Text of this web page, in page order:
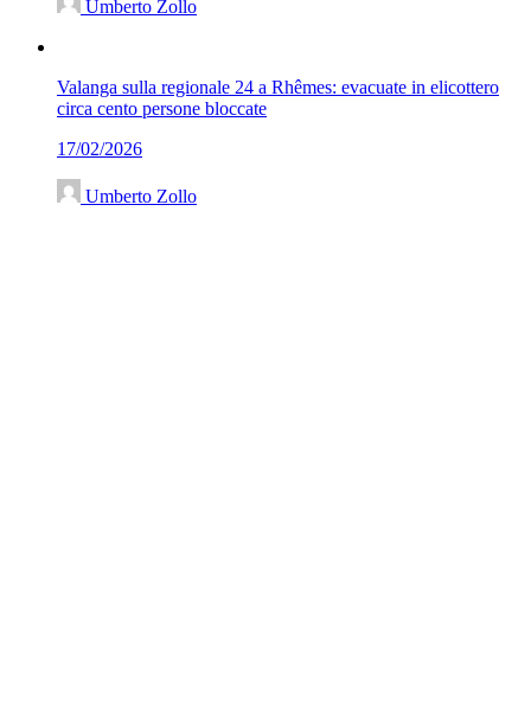
Umberto Zollo
Valanga sulla regionale 24 a Rhêmes: evacuate in elicottero
circa cento persone bloccate
17/02/2026
Umberto Zollo